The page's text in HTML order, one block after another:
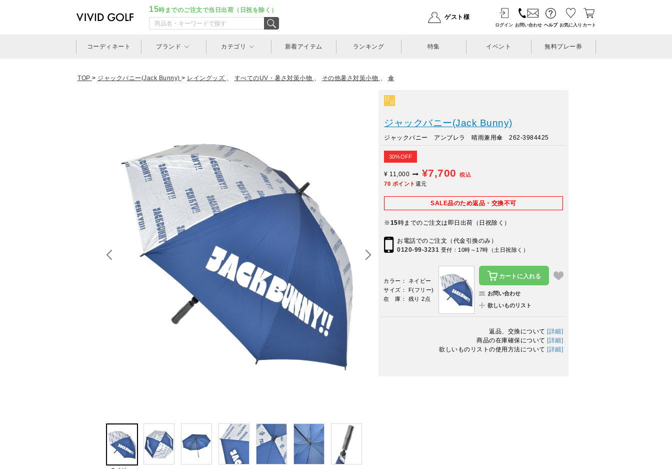
15時までのご注文で当日出荷（日祝を除く）
ゲスト様
ログイン お問い合わせ ヘルプ お気に入り カート
コーディネート ブランド カテゴリ 新着アイテム ランキング 特集 イベント 無料プレー券
TOP > ジャックバニー(Jack Bunny) > レイングッズ 、 すべてのUV・暑さ対策小物 、 その他暑さ対策小物 、 傘
ジャックバニー(Jack Bunny)
ジャックバニー アンブレラ 晴雨兼用傘 262-3984425
30%OFF
¥ 11,000 ¥7,700
税込
70 ポイント 還元
SALE品のため返品・交換不可
※15時までのご注文は即日出荷（日祝除く）
お電話でのご注文（代金引換のみ）
0120-99-3231 受付：10時～17時（土日祝除く）
カラー： ネイビー
サイズ： F(フリー)
在 庫： 残り 2点
カートに入れる
お問い合わせ
欲しいものリスト
返品、交換について [詳細]
商品の在庫確保について [詳細]
欲しいものリストの使用方法について [詳細]